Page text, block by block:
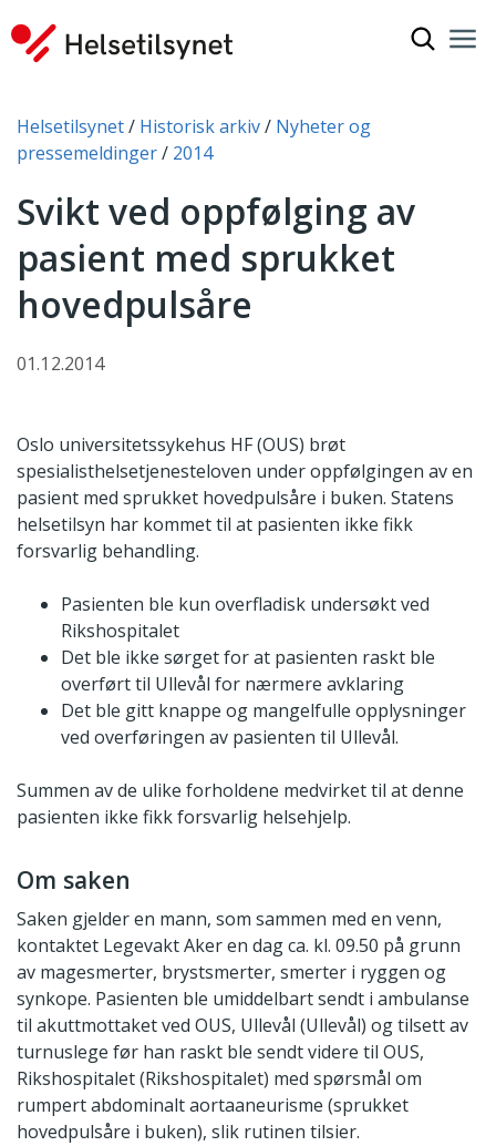
Du er her:
Helsetilsynet Historisk arkiv
Nyheter og
pressemeldinger
2014
Svikt ved oppfølging av
pasient med sprukket
hovedpulsåre
01.12.2014
Oslo universitetssykehus HF (OUS) brøt
spesialisthelsetjenesteloven under oppfølgingen av en
pasient med sprukket hovedpulsåre i buken. Statens
helsetilsyn har kommet til at pasienten ikke fikk
forsvarlig behandling.
Pasienten ble kun overfladisk undersøkt ved
Rikshospitalet
Det ble ikke sørget for at pasienten raskt ble
overført til Ullevål for nærmere avklaring
Det ble gitt knappe og mangelfulle opplysninger
ved overføringen av pasienten til Ullevål.
Summen av de ulike forholdene medvirket til at denne
pasienten ikke fikk forsvarlig helsehjelp.
Om saken
Saken gjelder en mann, som sammen med en venn,
kontaktet Legevakt Aker en dag ca. kl. 09.50 på grunn
av magesmerter, brystsmerter, smerter i ryggen og
synkope. Pasienten ble umiddelbart sendt i ambulanse
til akuttmottaket ved OUS, Ullevål (Ullevål) og tilsett av
turnuslege før han raskt ble sendt videre til OUS,
Rikshospitalet (Rikshospitalet) med spørsmål om
rumpert abdominalt aortaaneurisme (sprukket
hovedpulsåre i buken), slik rutinen tilsier.